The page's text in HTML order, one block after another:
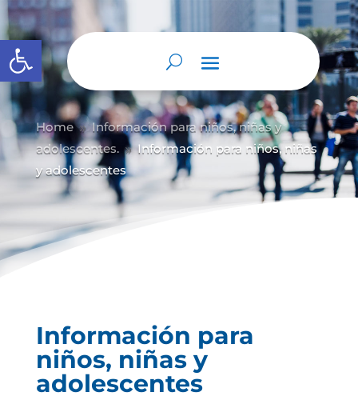
Abrir barra de herramientas
Home 9 Información para niños, niñas y
adolescentes. 9 Información para niños, niñas
y adolescentes
Información para
niños, niñas y
adolescentes